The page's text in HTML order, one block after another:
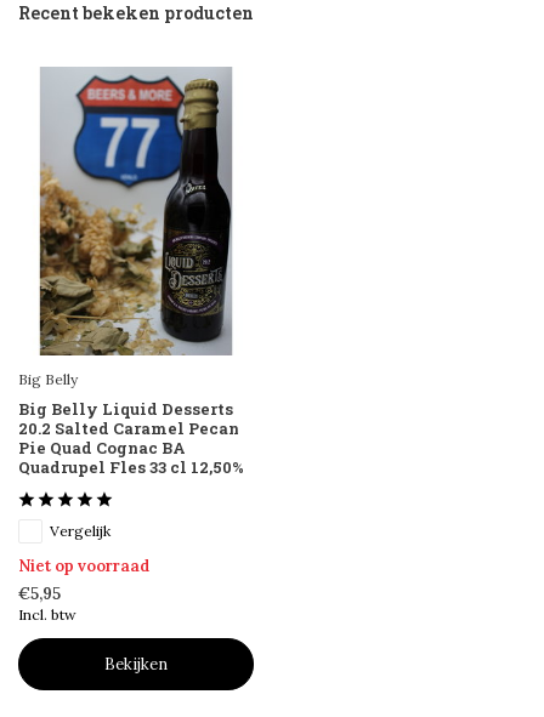
Recent bekeken producten
Big Belly
Big Belly Liquid Desserts
20.2 Salted Caramel Pecan
Pie Quad Cognac BA
Quadrupel Fles 33 cl 12,50%
Vergelijk
Niet op voorraad
€5,95
Incl. btw
Bekijken